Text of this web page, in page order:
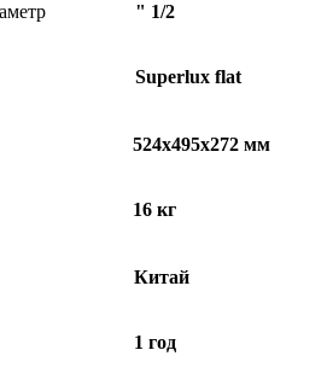
" 1/2
Superlux flat
524х495х272 мм
16 кг
Китай
1 год